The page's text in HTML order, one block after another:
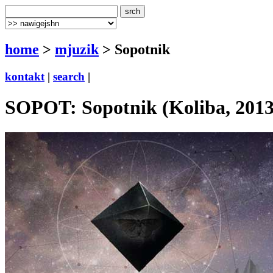
home > mjuzik > Sopotnik
kontakt | search |
SOPOT: Sopotnik (Koliba,